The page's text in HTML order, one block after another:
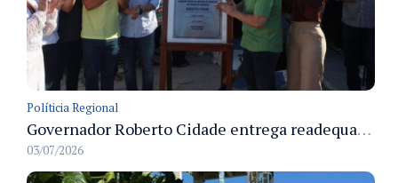
Políticia Regional
Governador Roberto Cidade entrega readequação do ambulatório da FCecon e amplia capacidade de atendimento oncológico em Manaus
03/07/2026